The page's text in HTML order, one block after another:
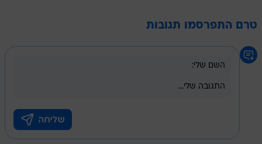
טרם התפרסמו תגובות